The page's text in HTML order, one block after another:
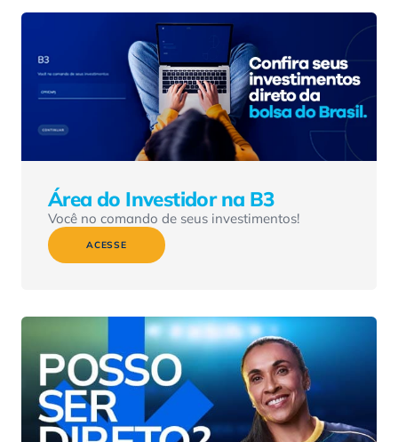
Área do Investidor na B3
Você no comando de seus investimentos!
ACESSE